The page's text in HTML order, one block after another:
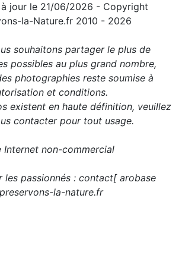
à jour le 21/06/2026 - Copyright
la-Nature.fr 2010 - 2026
souhaitons partager le plus de
possibles au plus grand nombre,
photographies reste soumise à
et conditions.
existent en haute définition, veuillez
contacter pour tout usage.
Internet non-commercial
les passionnés : contact[ arobase
la-nature.fr